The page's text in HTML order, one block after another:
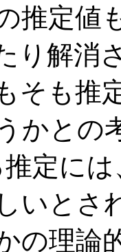
推定値
り解消
そも推
かとの
定に
いとさ
の理論